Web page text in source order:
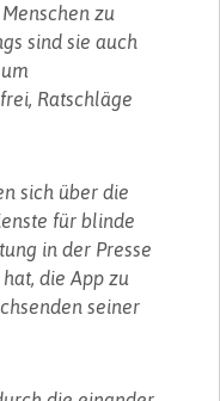
zu
sind sie auch
Ratschläge
sich über die
für blinde
in der Presse
die App zu
seiner